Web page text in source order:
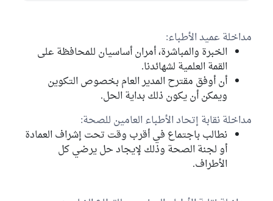
مداخلة عميد الأطباء:
الخبرة والمباشرة، أمران أساسيان للمحافظة على
القمة العلمية لشهائدنا.
أن أوفق مقترح المدير العام بخصوص التكوين
ويمكن أن يكون ذلك بداية الحل.
مداخلة نقابة إتحاد الأطباء العامين للصحة:
نطالب باجتماع في أقرب وقت تحت إشراف العمادة
أو لجنة الصحة وذلك لإيجاد حل يرضي كل
الأطراف.